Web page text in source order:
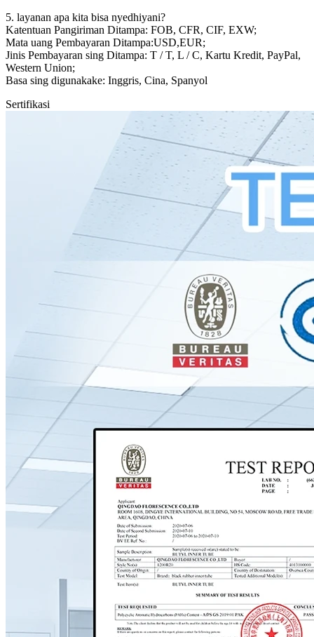
5. layanan apa kita bisa nyedhiyani?
Katentuan Pangiriman Ditampa: FOB, CFR, CIF, EXW;
Mata uang Pembayaran Ditampa:USD,EUR;
Jinis Pembayaran sing Ditampa: T / T, L / C, Kartu Kredit, PayPal,
Western Union;
Basa sing digunakake: Inggris, Cina, Spanyol
Sertifikasi